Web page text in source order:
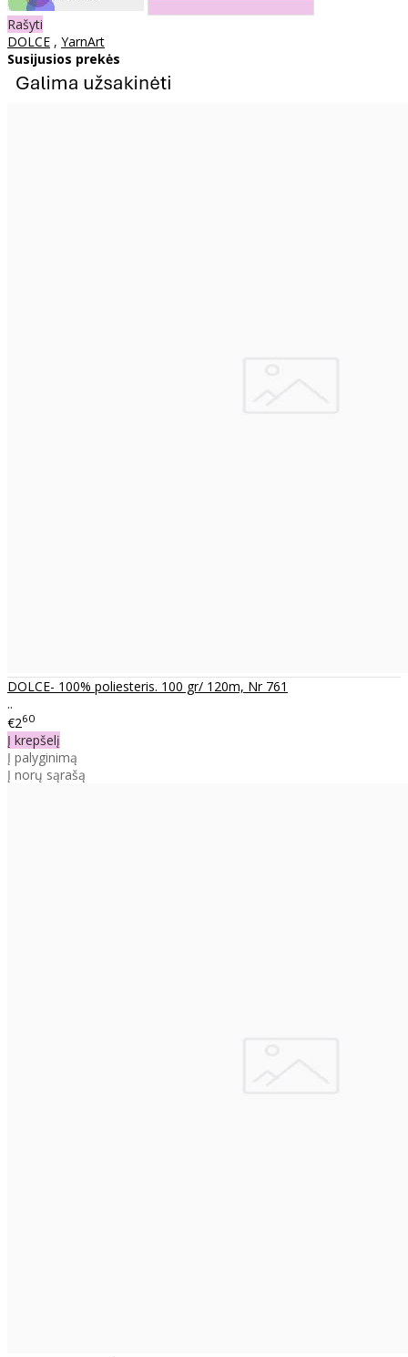
Rašyti
DOLCE , YarnArt
Susijusios prekės
DOLCE- 100% poliesteris. 100 gr/ 120m, Nr 761
..
€260
Į krepšelį
Į palyginimą
Į norų sąrašą